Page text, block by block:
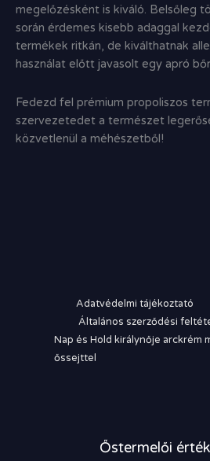
megelőzésként is kiváló. Belsőleg
során érdemes kisebb adaggal
termékek ritkán, de kiválthatnak
használat előtt javasolt egy apró
Fedezd fel prémium propoliszos
szervezetedet a természet
közvetlenül a méhészetből!
Adatvédelmi tájékoztató
Általános szerződési
Nap és Hold királynője arckrém
őssejttel
Őstermelői